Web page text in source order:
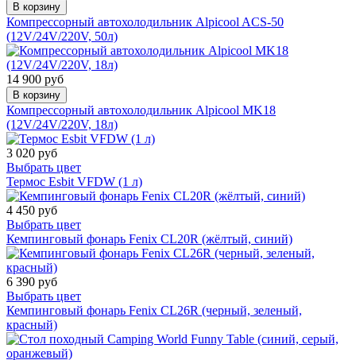
В корзину
Компрессорный автохолодильник Alpicool ACS-50
(12V/24V/220V, 50л)
14 900 руб
В корзину
Компрессорный автохолодильник Alpicool MK18
(12V/24V/220V, 18л)
3 020 руб
Выбрать цвет
Термос Esbit VFDW (1 л)
4 450 руб
Выбрать цвет
Кемпинговый фонарь Fenix CL20R (жёлтый, синий)
6 390 руб
Выбрать цвет
Кемпинговый фонарь Fenix CL26R (черный, зеленый,
красный)